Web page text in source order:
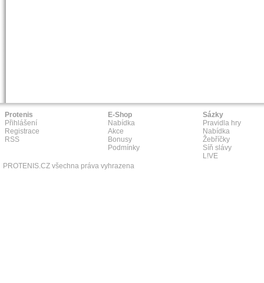
Protenis
Přihlášení
Registrace
RSS
E-Shop
Nabídka
Akce
Bonusy
Podmínky
Sázky
Pravidla hry
Nabídka
Žebříčky
Síň slávy
L!VE
PROTENIS.CZ všechna práva vyhrazena